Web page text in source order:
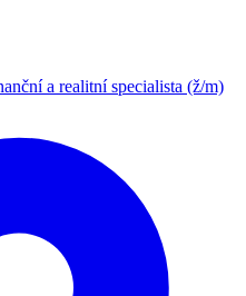
a realitní specialista (ž/m)